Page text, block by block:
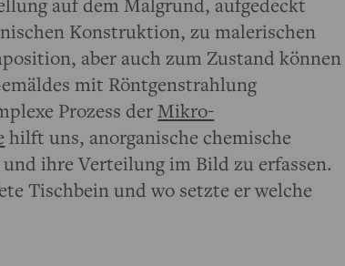
Konstruktion, zu malerischen
aber auch zum Zustand können
mit Röntgenstrahlung
Prozess derMikro-
hilft uns, anorganische chemische
ihre Verteilung im Bild zu erfassen.
Tischbein und wo setzte er welche